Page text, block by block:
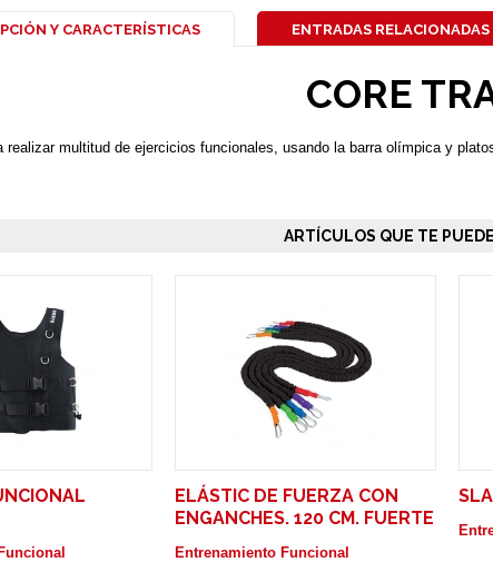
Y CARACTERÍSTICAS ENTRADAS RELACIONADAS
CORE
realizar multitud de ejercicios funcionales, usando la barra olímpica y
ARTÍCULOS QUE TE
ELÁSTIC DE FUERZA CON
ENGANCHES. 120 CM. FUERTE
Entrenamiento Funcional